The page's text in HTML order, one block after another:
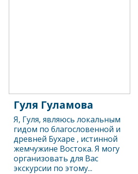
Гуля Гуламова
Я, Гуля, являюсь локальным
гидом по благословенной и
древней Бухаре , истинной
жемчужине Востока. Я могу
организовать для Вас
экскурсии по этому...